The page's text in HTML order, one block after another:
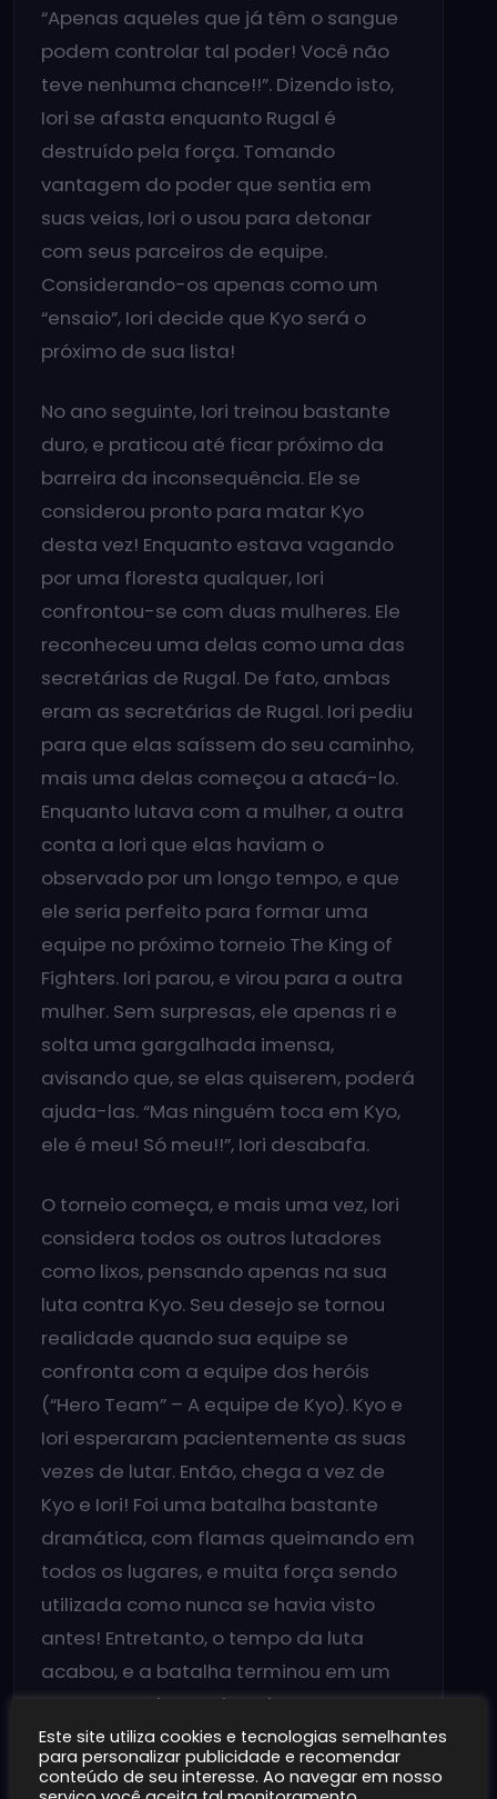
“Apenas aqueles que já têm o sangue
podem controlar tal poder! Você não
teve nenhuma chance!!”. Dizendo isto,
Iori se afasta enquanto Rugal é
destruído pela força. Tomando
vantagem do poder que sentia em
suas veias, Iori o usou para detonar
com seus parceiros de equipe.
Considerando-os apenas como um
“ensaio”, Iori decide que Kyo será o
próximo de sua lista!
No ano seguinte, Iori treinou bastante
duro, e praticou até ficar próximo da
barreira da inconsequência. Ele se
considerou pronto para matar Kyo
desta vez! Enquanto estava vagando
por uma floresta qualquer, Iori
confrontou-se com duas mulheres. Ele
reconheceu uma delas como uma das
secretárias de Rugal. De fato, ambas
eram as secretárias de Rugal. Iori pediu
para que elas saíssem do seu caminho,
mais uma delas começou a atacá-lo.
Enquanto lutava com a mulher, a outra
conta a Iori que elas haviam o
observado por um longo tempo, e que
ele seria perfeito para formar uma
equipe no próximo torneio The King of
Fighters. Iori parou, e virou para a outra
mulher. Sem surpresas, ele apenas ri e
solta uma gargalhada imensa,
avisando que, se elas quiserem, poderá
ajuda-las. “Mas ninguém toca em Kyo,
ele é meu! Só meu!!”, Iori desabafa.
O torneio começa, e mais uma vez, Iori
considera todos os outros lutadores
como lixos, pensando apenas na sua
luta contra Kyo. Seu desejo se tornou
realidade quando sua equipe se
confronta com a equipe dos heróis
(“Hero Team” – A equipe de Kyo). Kyo e
Iori esperaram pacientemente as suas
vezes de lutar. Então, chega a vez de
Kyo e Iori! Foi uma batalha bastante
dramática, com flamas queimando em
todos os lugares, e muita força sendo
utilizada como nunca se havia visto
antes! Entretanto, o tempo da luta
acabou, e a batalha terminou em um
empate. Ambos os lutadores estavam
cansados, mas Iori ainda estava
determinado em matar Kyo. Então, a
Este site utiliza cookies e tecnologias semelhantes
para personalizar publicidade e recomendar
conteúdo de seu interesse. Ao navegar em nosso